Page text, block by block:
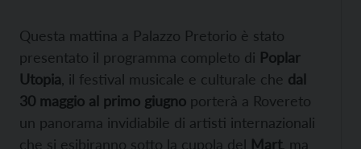
Questa mattina a Palazzo Pretorio è stato
presentato il programma completo di Poplar
Utopia , il festival musicale e culturale che dal
30 maggio al primo giugno porterà a Rovereto
un panorama invidiabile di artisti internazionali
che si esibiranno sotto la cupola del Mart, ma